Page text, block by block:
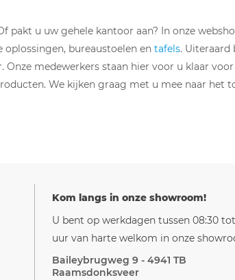
u uw gehele kantoor aan? In onze
oplossingen, bureaustoelen en tafels. Uiteraard
medewerkers staan hier voor u klaar
We kijken graag met u mee naar het
Kom langs in onze showroom!
U bent op werkdagen tussen 08:30 tot
uur van harte welkom in onze
Baileybrugweg 9 - 4941 TB
Raamsdonksveer